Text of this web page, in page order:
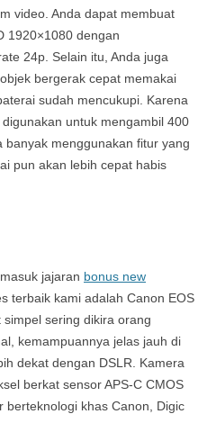
video. Anda dapat membuat
1920×1080 dengan
24p. Selain itu, Anda juga
bergerak cepat memakai
sudah mencukupi. Karena
untuk mengambil 400
banyak menggunakan fitur yang
pun akan lebih cepat habis
jajaran bonus new
terbaik kami adalah Canon EOS
sering dikira orang
kemampuannya jelas jauh di
dekat dengan DSLR. Kamera
berkat sensor APS-C CMOS
berteknologi khas Canon, Digic